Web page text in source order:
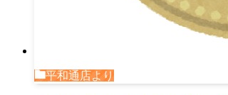
平和通店より